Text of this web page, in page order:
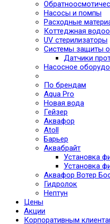
Насосы и помпы
Расходные
Коттеджная
UV стерилизаторы
Системы защиты
Датчики
Насосное
По брендам
Aqua Pro
Новая вода
Гейзер
Аквафор
Atoll
Барьер
Аквабрайт
Установка
Установка
Аквафор Вотер
Гидролок
Нептун
Цены
Акции
Корпоративным